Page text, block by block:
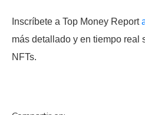
Inscríbete a Top Money Report
más detallado y en tiempo real
NFTs.